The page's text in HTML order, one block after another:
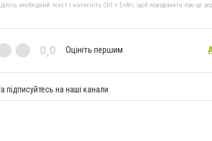
необхідний текст і натисніть Ctrl + Enter, щоб повідомити про це
0,0 Оцініть першим
підписуйтесь на наші канали